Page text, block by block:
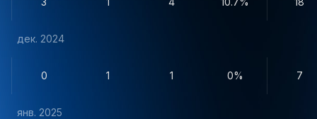
дек. 2024
0 1 1 0% 7
янв. 2025